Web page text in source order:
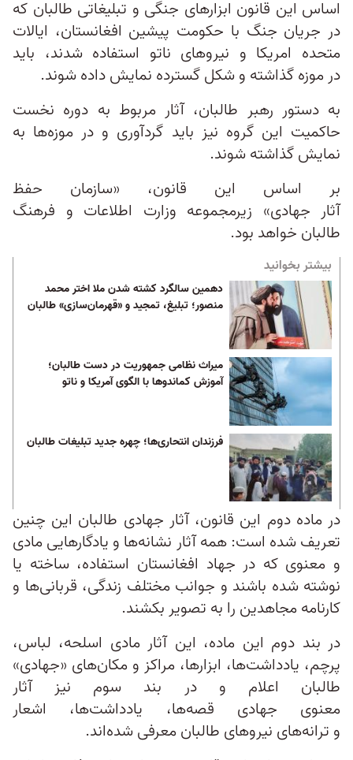
اساس این قانون ابزارهای جنگی و تبلیغاتی طالبان که
در جریان جنگ با حکومت پیشین افغانستان، ایالات
متحده امریکا و نیروهای ناتو استفاده شدند، باید
در موزه‌ گذاشته و شکل گسترده نمایش داده شوند.
به دستور رهبر طالبان، آثار مربوط به دوره نخست
حاکمیت این گروه نیز باید گردآوری و در موزه‌ها به
نمایش گذاشته شوند.
بر اساس این قانون، «سازمان حفظ
آثار جهادی» زیرمجموعه وزارت اطلاعات و فرهنگ
طالبان خواهد بود.
بیشتر بخوانید
دهمین سالگرد کشته شدن ملا اختر محمد
منصور؛ تبلیغ، تمجید و «قهرمان‌‌سازی» طالبان
میراث نظامی جمهوریت در دست طالبان؛
آموزش کماندوها با الگوی آمریکا و ناتو
فرزندان انتحاری‌ها؛ چهره جدید تبلیغات طالبان
در ماده دوم این قانون، آثار جهادی طالبان این چنین
تعریف شده است: همه آثار نشانه‌ها و یادگارهایی مادی
و معنوی که در جهاد افغانستان استفاده، ساخته یا
نوشته شده باشند و جوانب مختلف زندگی، قربانی‌ها و
کارنامه مجاهدین را به تصویر بکشند.
در بند دوم این ماده، این آثار مادی اسلحه، لباس،
پرچم، یادداشت‌ها، ابزارها، مراکز و مکان‌های «جهادی»
طالبان اعلام و در بند سوم نیز آثار
معنوی جهادی قصه‌ها، یادداشت‌ها، اشعار
و ترانه‌های نیروهای طالبان معرفی شده‌اند.